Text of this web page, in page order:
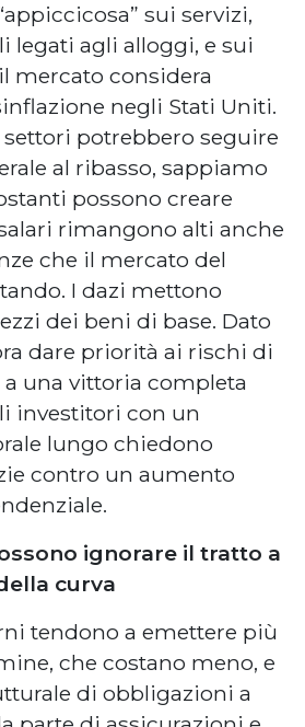
sui servizi,
legati agli alloggi, e sui
mercato considera
negli Stati Uniti.
potrebbero seguire
al ribasso, sappiamo
possono creare
rimangono alti anche
che il mercato del
I dazi mettono
dei beni di base. Dato
dare priorità ai rischi di
una vittoria completa
investitori con un
lungo chiedono
contro un aumento
ignorare il tratto a
curva
tendono a emettere più
che costano meno, e
di obbligazioni a